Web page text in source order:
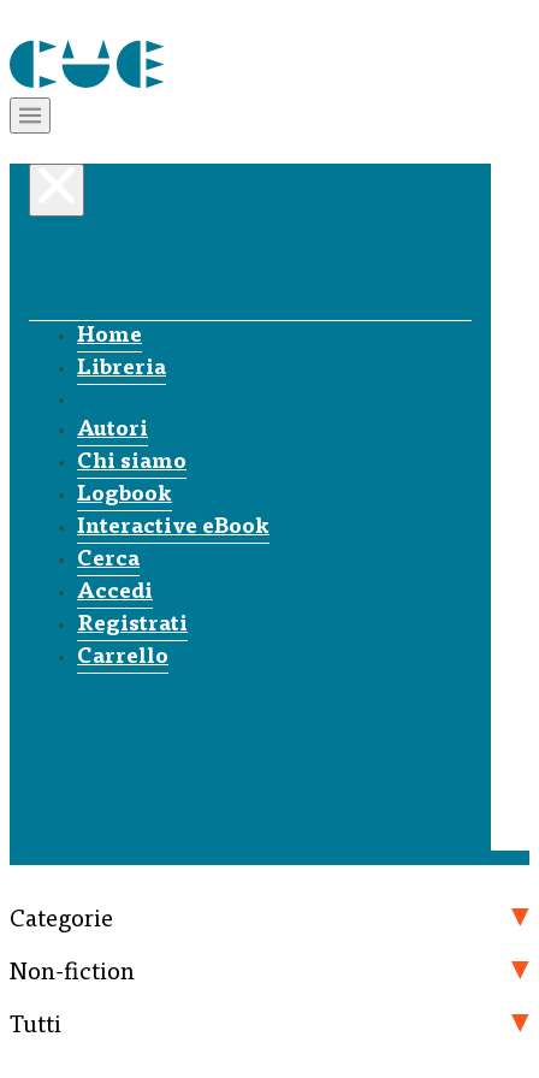
Home
Libreria
Autori
Chi siamo
Logbook
Interactive eBook
Cerca
Accedi
Registrati
Carrello
Categorie
Non-fiction
Tutti